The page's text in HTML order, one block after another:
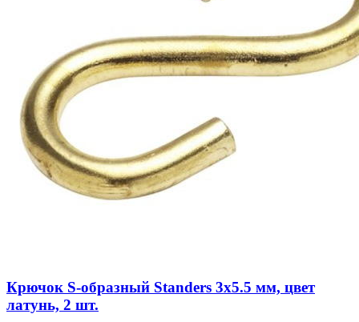
Крючок S-образный Standers 3х5.5 мм, цвет
латунь, 2 шт.